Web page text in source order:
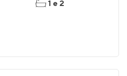
1 e 2